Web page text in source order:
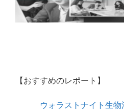
【おすすめのレポート】
ウォラストナイト生